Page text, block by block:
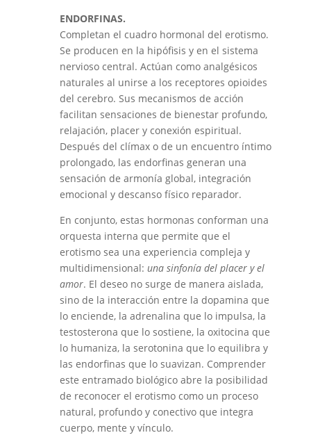
ENDORFINAS.
Completan el cuadro hormonal del erotismo.
Se producen en la hipófisis y en el sistema
nervioso central. Actúan como analgésicos
naturales al unirse a los receptores opioides
del cerebro. Sus mecanismos de acción
facilitan sensaciones de bienestar profundo,
relajación, placer y conexión espiritual.
Después del clímax o de un encuentro íntimo
prolongado, las endorfinas generan una
sensación de armonía global, integración
emocional y descanso físico reparador.
En conjunto, estas hormonas conforman una
orquesta interna que permite que el
erotismo sea una experiencia compleja y
multidimensional: una sinfonía del placer y el
amor. El deseo no surge de manera aislada,
sino de la interacción entre la dopamina que
lo enciende, la adrenalina que lo impulsa, la
testosterona que lo sostiene, la oxitocina que
lo humaniza, la serotonina que lo equilibra y
las endorfinas que lo suavizan. Comprender
este entramado biológico abre la posibilidad
de reconocer el erotismo como un proceso
natural, profundo y conectivo que integra
cuerpo, mente y vínculo.